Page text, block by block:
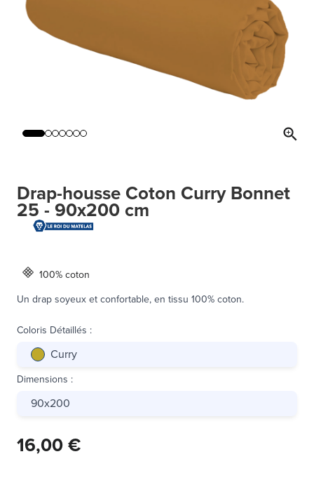
Drap-housse Coton Curry Bonnet
25 - 90x200 cm
100% coton
Un drap soyeux et confortable, en tissu 100% coton.
Coloris Détaillés :
Curry
Dimensions :
90x200
16,00 €